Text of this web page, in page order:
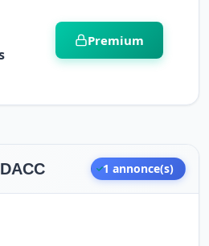
Premium
1 annonce(s)